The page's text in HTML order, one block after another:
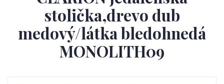
stolička,drevo dub
medový/látka bledohnedá
MONOLITH09